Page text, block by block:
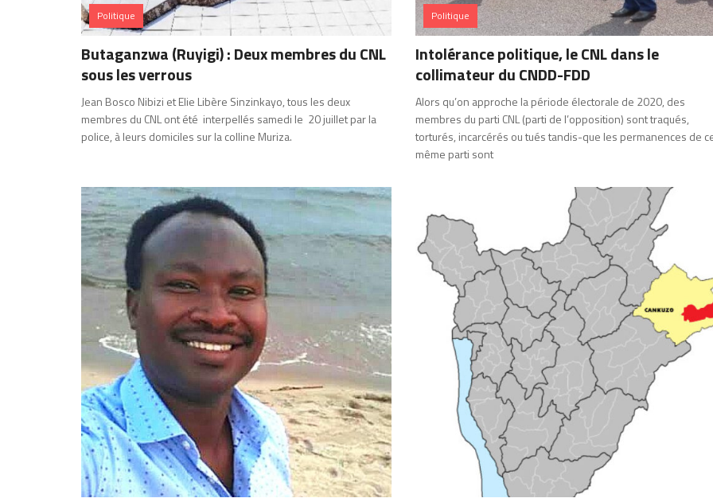
Politique
Butaganzwa (Ruyigi) : Deux membres du CNL
sous les verrous
Jean Bosco Nibizi et Elie Libère Sinzinkayo, tous les deux
membres du CNL ont été interpellés samedi le 20 juillet par la
police, à leurs domiciles sur la colline Muriza.
Politique
Intolérance politique, le CNL dans le
collimateur du CNDD-FDD
Alors qu’on approche la période électorale de 2020, des
membres du parti CNL (parti de l’opposition) sont traqués,
torturés, incarcérés ou tués tandis-que les permanences de
même parti sont